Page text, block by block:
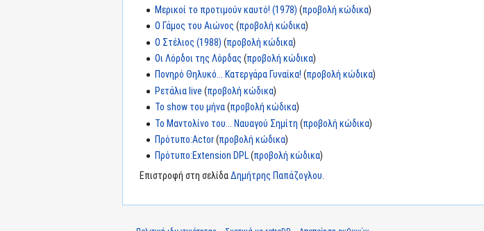
Μερικοί το προτιμούν καυτό! (1978) (προβολή κώδικα)
Ο Γάμος του Αιώνος (προβολή κώδικα)
Ο Στέλιος (1988) (προβολή κώδικα)
Οι Λόρδοι της Λόρδας (προβολή κώδικα)
Πονηρό Θηλυκό... Κατεργάρα Γυναίκα! (προβολή κώδικα)
Ρετάλια live (προβολή κώδικα)
Το show του μήνα(προβολή κώδικα)
Το Μαντολίνο του... Ναυαγού Σημίτη (προβολή κώδικα)
Πρότυπο:Actor(προβολή κώδικα)
Πρότυπο:Extension DPL(προβολή κώδικα)
Επιστροφή στη σελίδαΔημήτρης Παπάζογλου.